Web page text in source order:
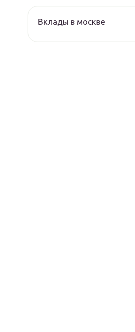
Вклады в москве